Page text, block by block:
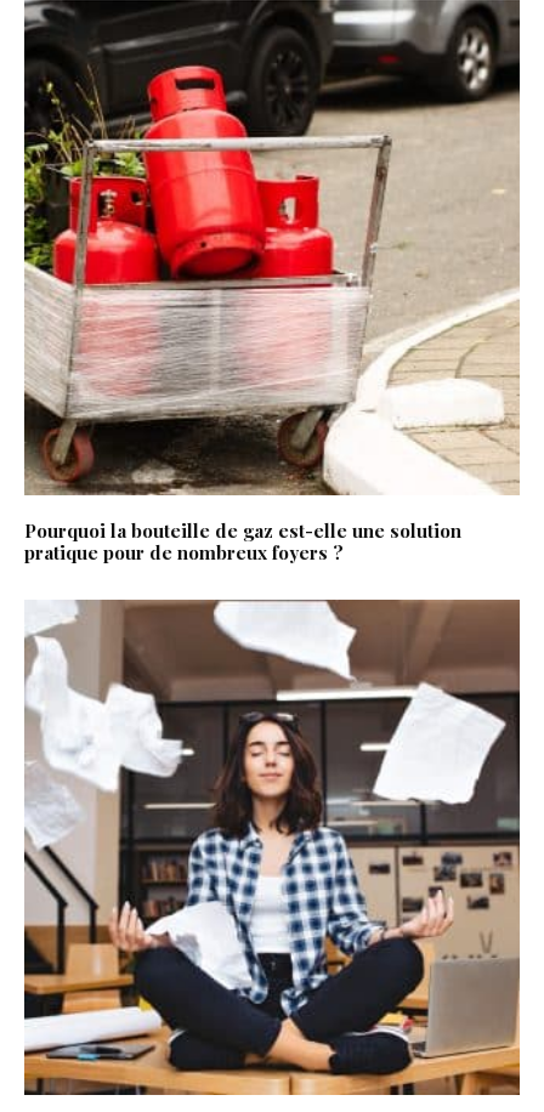
Pourquoi la bouteille de gaz est-elle une solution
pratique pour de nombreux foyers ?